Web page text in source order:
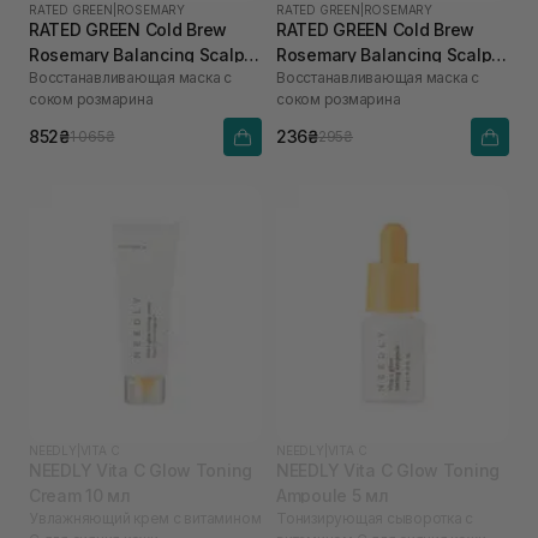
RATED GREEN ROSEMARY
RATED GREEN Cold Brew
Rosemary Balancing Scalp
Pack 200 мл
Восстанавливающая маска с
соком розмарина
852₴1 065₴
RATED GREEN ROSEMARY
RATED GREEN Cold Brew
Rosemary Balancing Scalp
Pack 50 мл
Восстанавливающая маска с
соком розмарина
236₴295₴